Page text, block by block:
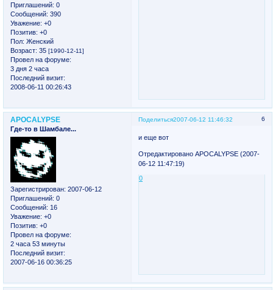
Приглашений: 0
Сообщений: 390
Уважение: +0
Позитив: +0
Пол: Женский
Возраст: 35 [1990-12-11]
Провел на форуме:
3 дня 2 часа
Последний визит:
2008-06-11 00:26:43
Поделиться 6
2007-06-12 11:46:32
APOCALYPSE
Где-то в Шамбале...
Зарегистрирован: 2007-06-12
Приглашений: 0
Сообщений: 16
Уважение: +0
Позитив: +0
Провел на форуме:
2 часа 53 минуты
Последний визит:
2007-06-16 00:36:25
и еще вот
Отредактировано APOCALYPSE (2007-
06-12 11:47:19)
0